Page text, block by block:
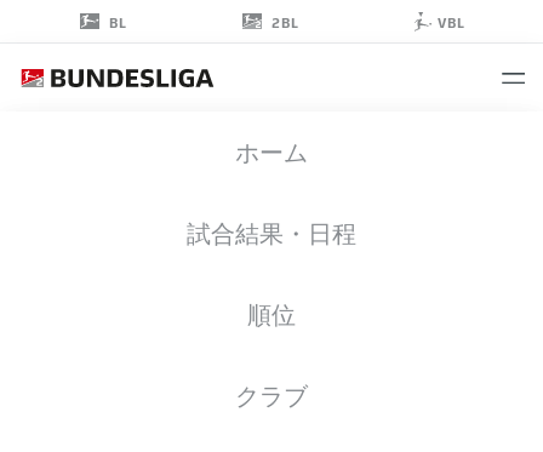
BL 2BL VBL
ホーム
試合結果・日程
順位
クラブ